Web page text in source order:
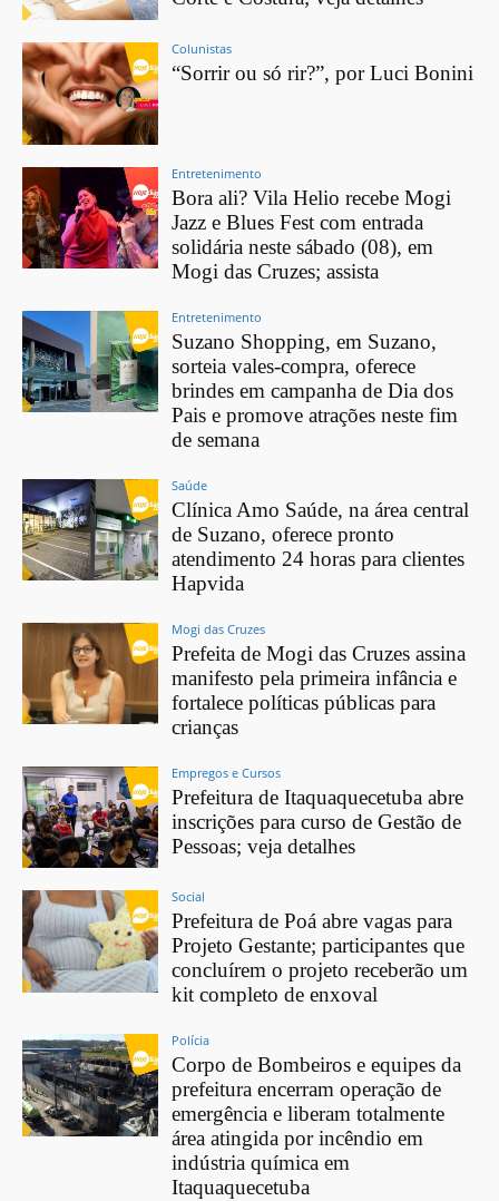
Colunistas
“Sorrir ou só rir?”, por Luci Bonini
Entretenimento
Bora ali? Vila Helio recebe Mogi
Jazz e Blues Fest com entrada
solidária neste sábado (08), em
Mogi das Cruzes; assista
Entretenimento
Suzano Shopping, em Suzano,
sorteia vales-compra, oferece
brindes em campanha de Dia dos
Pais e promove atrações neste fim
de semana
Saúde
Clínica Amo Saúde, na área central
de Suzano, oferece pronto
atendimento 24 horas para clientes
Hapvida
Mogi das Cruzes
Prefeita de Mogi das Cruzes assina
manifesto pela primeira infância e
fortalece políticas públicas para
crianças
Empregos e Cursos
Prefeitura de Itaquaquecetuba abre
inscrições para curso de Gestão de
Pessoas; veja detalhes
Social
Prefeitura de Poá abre vagas para
Projeto Gestante; participantes que
concluírem o projeto receberão um
kit completo de enxoval
Polícia
Corpo de Bombeiros e equipes da
prefeitura encerram operação de
emergência e liberam totalmente
área atingida por incêndio em
indústria química em
Itaquaquecetuba